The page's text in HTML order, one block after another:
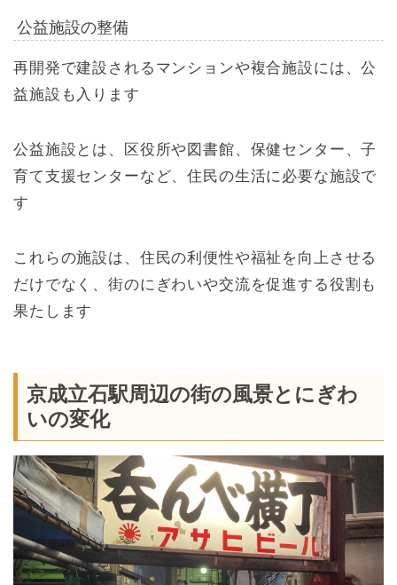
公益施設の整備
再開発で建設されるマンションや複合施設には、公
益施設も入ります
公益施設とは、区役所や図書館、保健センター、子
育て支援センターなど、住民の生活に必要な施設で
す
これらの施設は、住民の利便性や福祉を向上させる
だけでなく、街のにぎわいや交流を促進する役割も
果たします
京成立石駅周辺の街の風景とにぎわ
いの変化